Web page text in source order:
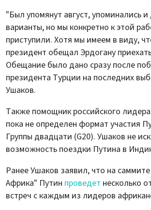
"Был упомянут август, упоминались и
варианты, но мы конкретно к этой
приступили. Хотя мы имеем в виду,
президент обещал Эрдогану
Обещание было дано сразу после
президента Турции на последних
Ушаков.
Также помощник российского
пока не определен формат участия
Группы двадцати (G20). Ушаков не
возможность поездки Путина в
Ранее Ушаков заявил, что на
Африка" Путин проведет несколько
встреч с каждым из лидеров